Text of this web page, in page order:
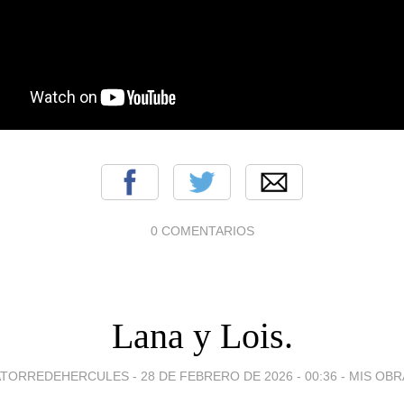
0 COMENTARIOS
Lana y Lois.
- 28 DE FEBRERO DE 2026 - 00:36 - MIS